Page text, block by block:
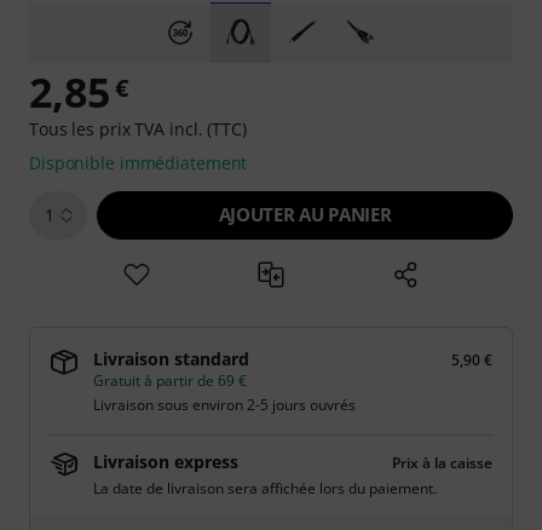
2,85€
Tous les prix TVA incl. (TTC)
Disponible immédiatement
1 AJOUTER AU PANIER
Livraison standard
5,90 €
Gratuit à partir de 69 €
Livraison sous environ 2-5 jours ouvrés
Livraison express
Prix à la caisse
La date de livraison sera affichée lors du paiement.